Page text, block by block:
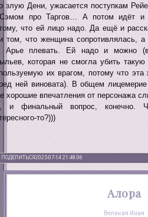
злую Дени, ужасается поступкам
про Таргов… А потом идёт и
что ей лицо надо. Да ещё и
том, что женщина сопротивлялась, а
Арье плевать. Ей надо и можно
которая не смогла убить
их врагом, потому что
ней виновата). В общем
хорошие впечатления от персонажа
и финальный вопрос, конечно.
то?)))
ПОДЕЛИТЬСЯ2025-07-14 21:48:06
Алора
Великая Иная